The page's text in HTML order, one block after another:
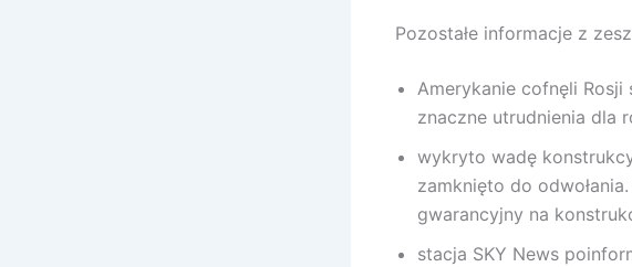
Pozostałe informacje z
Amerykanie cofnęli
znaczne utrudnienia dla
wykryto wadę
zamknięto do
gwarancyjny na
stacja SKY News